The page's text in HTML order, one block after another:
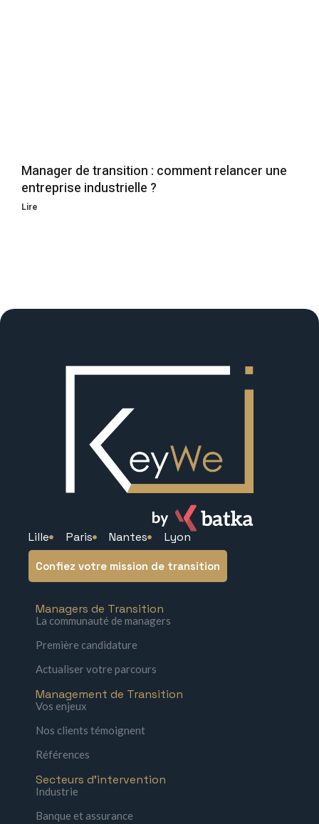
Manager de transition : comment relancer une
entreprise industrielle ?
Lire
Lille Paris Nantes Lyon
Confiez votre mission de transition
Managers de Transition
La communauté de managers
Première candidature
Actualiser votre parcours
Management de Transition
Vos enjeux
Nos clients témoignent
Références
Secteurs d'intervention
Industrie
Banque et assurance